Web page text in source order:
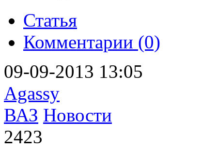
Статья
Комментарии (0)
09-09-2013 13:05
Agassy
ВАЗ Новости
2423